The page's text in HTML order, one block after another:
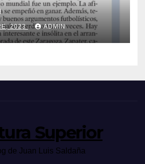
2023 ADMIN
Superior
de Juan Luis Saldaña